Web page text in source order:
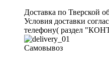
Доставка по Тверской
Условия доставки
телефону( раздел
Самовывоз